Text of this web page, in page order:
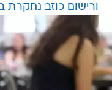
ורישום כוזב